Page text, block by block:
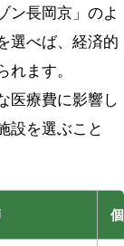
ン長岡京」のよ
選べば、経済的
ます。
医療費に影響し
設を選ぶこと